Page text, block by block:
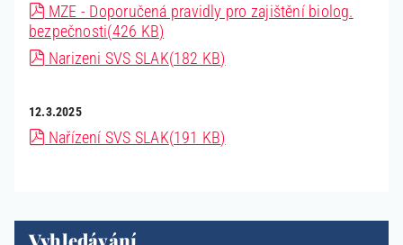
pdf
MZE - Doporučená pravidly pro zajištění biolog.
bezpečnosti(426 KB)
pdf
Narizeni SVS SLAK(182 KB)
12.3.2025
pdf
Nařízení SVS SLAK(191 KB)